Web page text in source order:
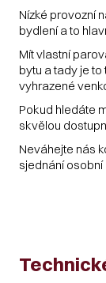
Nízké provozní
bydlení a to
Mít vlastní
bytu a tady je
vyhrazené
Pokud hledáte
skvělou
Neváhejte nás
sjednání osobní